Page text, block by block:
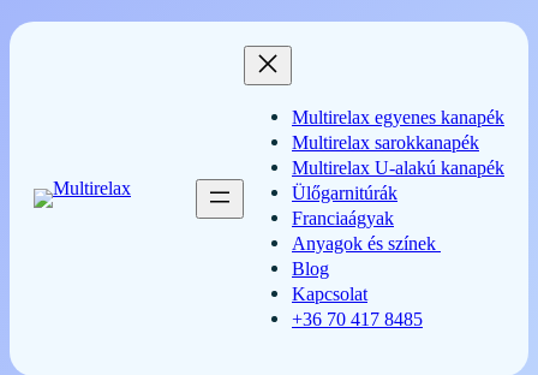
Ugrás
a
Multirelax egyenes kanapék
Multirelax sarokkanapék
Multirelax U-alakú kanapék
Ülőgarnitúrák
Franciaágyak
Anyagok és színek
Blog
Kapcsolat
+36 70 417 8485